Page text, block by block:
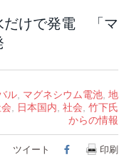
だけで発電 「マ
ル マグネシウム電池 地
会 日本国内 社会 竹下氏
からの情報
ツイート Facebook
印刷